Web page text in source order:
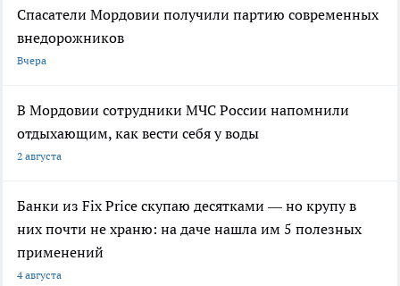
Спасатели Мордовии получили партию современных
внедорожников
Вчера
В Мордовии сотрудники МЧС России напомнили
отдыхающим, как вести себя у воды
2 августа
Банки из Fix Price скупаю десятками — но крупу в
них почти не храню: на даче нашла им 5 полезных
применений
4 августа